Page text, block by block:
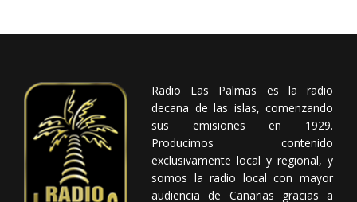
Radio Las Palmas es la radio
decana de las islas, comenzando
sus emisiones en 1929.
Producimos contenido
exclusivamente local y regional, y
somos la radio local con mayor
audiencia de Canarias gracias a